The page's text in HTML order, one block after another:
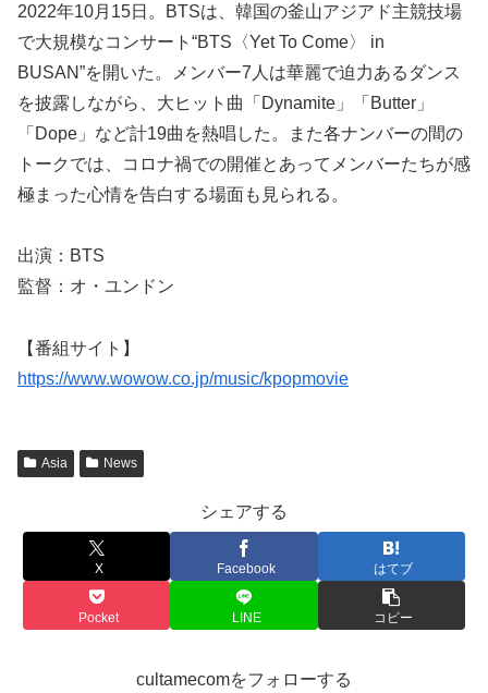
2022年10月15日。BTSは、韓国の釜山アジアド主競技場
で大規模なコンサート“BTS〈Yet To Come〉 in
BUSAN”を開いた。メンバー7人は華麗で迫力あるダンス
を披露しながら、大ヒット曲「Dynamite」「Butter」
「Dope」など計19曲を熱唱した。また各ナンバーの間の
トークでは、コロナ禍での開催とあってメンバーたちが感
極まった心情を告白する場面も見られる。
出演：BTS
監督：オ・ユンドン
【番組サイト】
https://www.wowow.co.jp/music/kpopmovie
Asia News
シェアする
X Facebook はてブ
Pocket LINE コピー
cultamecomをフォローする